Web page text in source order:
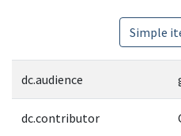
Simple
dc.audience
dc.contributor